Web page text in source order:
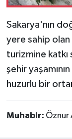
Sakarya'nın
yere sahip
turizmine
şehir
huzurlu bir
Muhabir: Öznur